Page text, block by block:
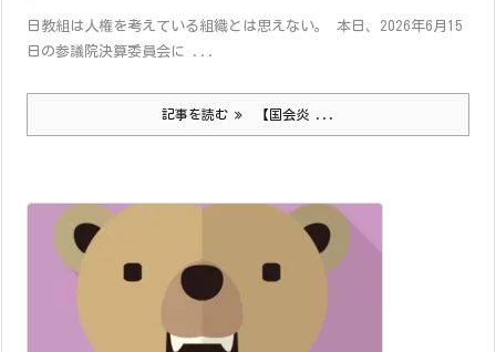
日教組は人権を考えている組織とは思えない。 本日、2026年6月15
日の参議院決算委員会に ...
記事を読む 【国会炎 ...